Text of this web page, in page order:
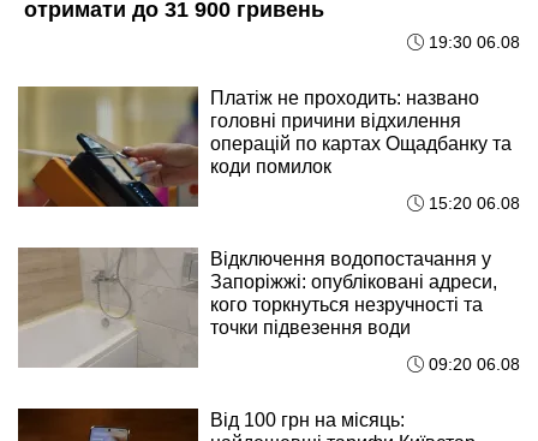
отримати до 31 900 гривень
19:30 06.08
Платіж не проходить: названо
головні причини відхилення
операцій по картах Ощадбанку та
коди помилок
15:20 06.08
Відключення водопостачання у
Запоріжжі: опубліковані адреси,
кого торкнуться незручності та
точки підвезення води
09:20 06.08
Від 100 грн на місяць: